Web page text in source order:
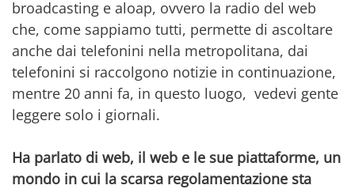
broadcasting e aloap, ovvero la radio del web
che, come sappiamo tutti, permette di ascoltare
anche dai telefonini nella metropolitana, dai
telefonini si raccolgono notizie in continuazione,
mentre 20 anni fa, in questo luogo, vedevi gente
leggere solo i giornali.
Ha parlato di web, il web e le sue piattaforme, un
mondo in cui la scarsa regolamentazione sta